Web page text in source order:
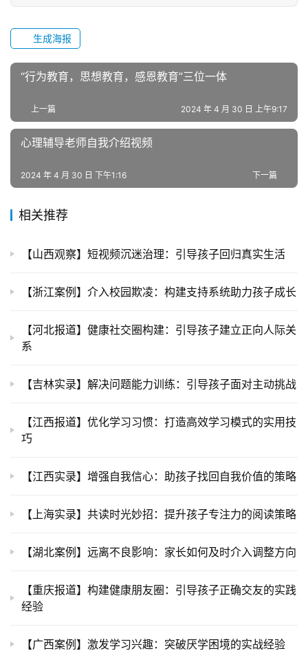
中
心
成
全
青
年
生成海报
“行为教育，思想教育，感恩教育”三位一体
上一篇 2024 年 4 月 30 日 上午9:17
心理辅导老师自我介绍视频
下一篇
2024 年 4 月 30 日 下午1:16
相关推荐
【山西观察】短视频沉迷治理：引导孩子回归真实生活
【浙江案例】介入校园欺凌：构建支持系统助力孩子成长
【河北报道】健康社交圈构建：引导孩子建立正向人际关
系
【吉林实录】解决问题能力训练：引导孩子面对主动挑战
【江西报道】优化学习习惯：打造高效学习模式的实用技
巧
【江西实录】增强自我信心：助孩子找回自我价值的策略
【上海实录】共读时光妙招：提升孩子专注力的阅读策略
【湖北案例】远离不良影响：家长如何及时介入调整方向
【重庆报道】构建健康朋友圈：引导孩子正确交友的实践
经验
【广西案例】激发学习兴趣：突破厌学困境的实战经验